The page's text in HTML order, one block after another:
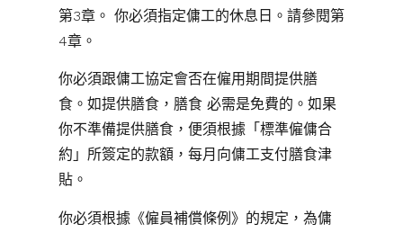
第3章。 你必須指定傭工的休息日。請參閱第
4章。
你必須跟傭工協定會否在僱用期間提供膳
食。如提供膳食，膳食 必需是免費的。如果
你不準備提供膳食，便須根據「標準僱傭合
約」所簽定的款額，每月向傭工支付膳食津
貼。
你必須根據《僱員補償條例》的規定，為傭